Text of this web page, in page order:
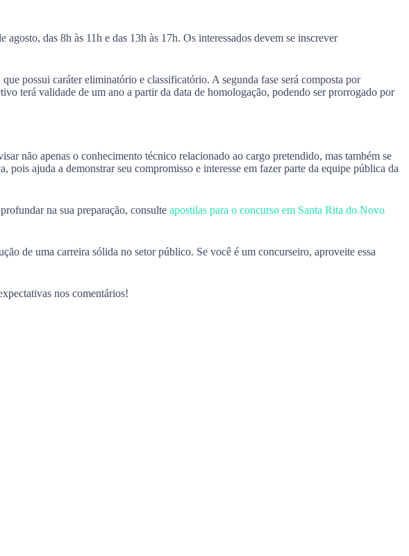
das 8h às 11h e das 13h às 17h. Os interessados devem se inscrever
possui caráter eliminatório e classificatório. A segunda fase será composta por
terá validade de um ano a partir da data de homologação, podendo ser prorrogado por
não apenas o conhecimento técnico relacionado ao cargo pretendido, mas também se
ajuda a demonstrar seu compromisso e interesse em fazer parte da equipe pública da
na sua preparação, consulte apostilas para o concurso em Santa Rita do Novo
de uma carreira sólida no setor público. Se você é um concurseiro, aproveite essa
nos comentários!